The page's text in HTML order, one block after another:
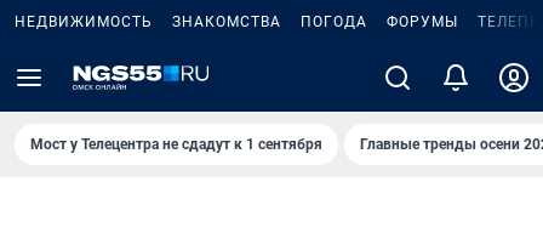
НЕДВИЖИМОСТЬ ЗНАКОМСТВА ПОГОДА ФОРУМЫ
Мост у Телецентра не сдадут к 1 сентября Главные тренды осени